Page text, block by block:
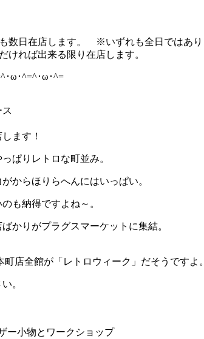
も数日在店します。 ※いずれも全日ではあり
ければ出来る限り在店します。
･ω･^=^･ω･^=
ます！
ぱりレトロな町並み。
からほりらへんにはいっぱい。
も納得ですよね～。
かりがプラグスマーケットに集結。
町店全館が「レトロウィーク」だそうです
。
ー小物とワークショップ